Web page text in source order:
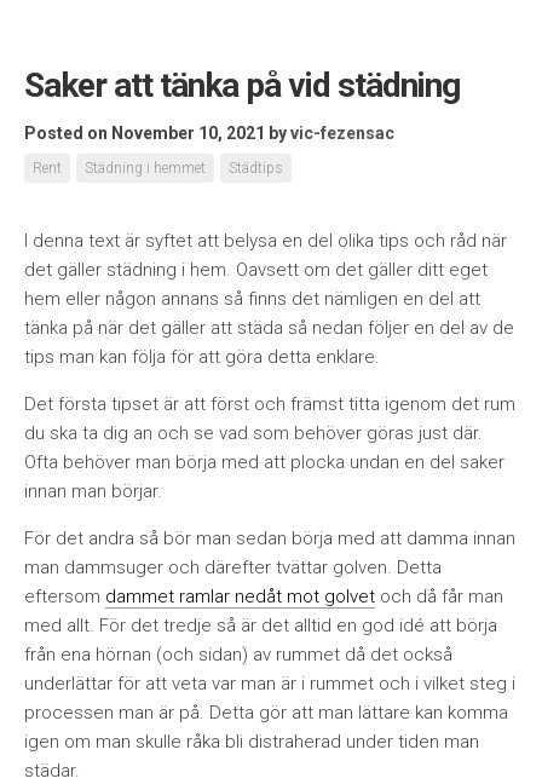
Saker att tänka på vid städning
Posted on November 10, 2021 byvic-fezensac
Rent Städning i hemmet Städtips
I denna text är syftet att belysa en del olika tips och råd när
det gäller städning i hem. Oavsett om det gäller ditt eget
hem eller någon annans så finns det nämligen en del att
tänka på när det gäller att städa så nedan följer en del av de
tips man kan följa för att göra detta enklare.
Det första tipset är att först och främst titta igenom det rum
du ska ta dig an och se vad som behöver göras just där.
Ofta behöver man börja med att plocka undan en del saker
innan man börjar.
För det andra så bör man sedan börja med att damma innan
man dammsuger och därefter tvättar golven. Detta
eftersom dammet ramlar nedåt mot golvet och då får man
med allt. För det tredje så är det alltid en god idé att börja
från ena hörnan (och sidan) av rummet då det också
underlättar för att veta var man är i rummet och i vilket steg i
processen man är på. Detta gör att man lättare kan komma
igen om man skulle råka bli distraherad under tiden man
städar.